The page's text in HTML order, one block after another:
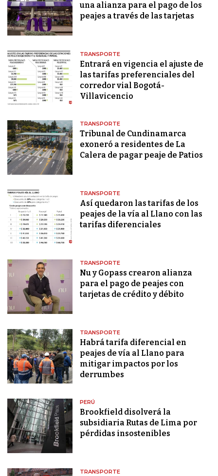
una alianza para el pago de los
peajes a través de las tarjetas
TRANSPORTE
Entrará en vigencia el ajuste de
las tarifas preferenciales del
corredor vial Bogotá-
Villavicencio
TRANSPORTE
Tribunal de Cundinamarca
exoneró a residentes de La
Calera de pagar peaje de Patios
TRANSPORTE
Así quedaron las tarifas de los
peajes de la vía al Llano con las
tarifas diferenciales
TRANSPORTE
Nu y Gopass crearon alianza
para el pago de peajes con
tarjetas de crédito y débito
TRANSPORTE
Habrá tarifa diferencial en
peajes de vía al Llano para
mitigar impactos por los
derrumbes
PERÚ
Brookfield disolverá la
subsidiaria Rutas de Lima por
pérdidas insostenibles
TRANSPORTE